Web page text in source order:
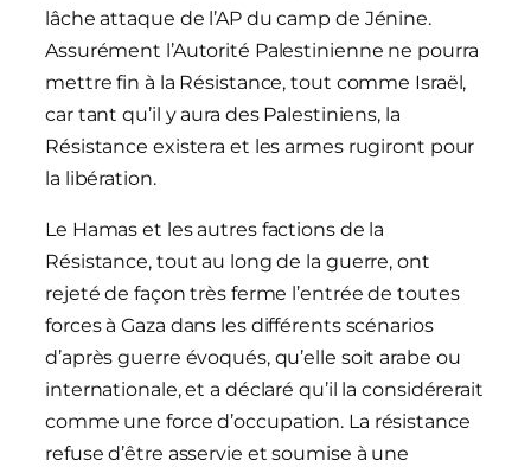
lâche attaque de l’AP du camp de Jénine.
Assurément l’Autorité Palestinienne ne pourra
mettre fin à la Résistance, tout comme Israël,
car tant qu’il y aura des Palestiniens, la
Résistance existera et les armes rugiront pour
la libération.
Le Hamas et les autres factions de la
Résistance, tout au long de la guerre, ont
rejeté de façon très ferme l’entrée de toutes
forces à Gaza dans les différents scénarios
d’après guerre évoqués, qu’elle soit arabe ou
internationale, et a déclaré qu’il la considérerait
comme une force d’occupation. La résistance
refuse d’être asservie et soumise à une